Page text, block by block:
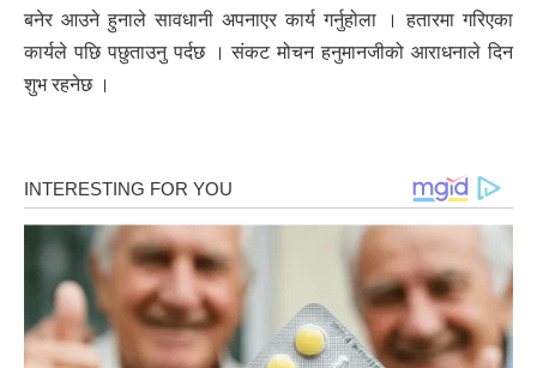
बनेर आउने हुनाले सावधानी अपनाएर कार्य गर्नुहोला । हतारमा गरिएका
कार्यले पछि पछुताउनु पर्दछ । संकट मोचन हनुमानजीको आराधनाले दिन
शुभ रहनेछ ।